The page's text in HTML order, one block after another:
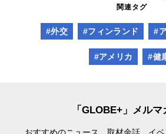
関連タグ
#外交 #フィンランド #
#アメリカ #健
「GLOBE+」メルマ